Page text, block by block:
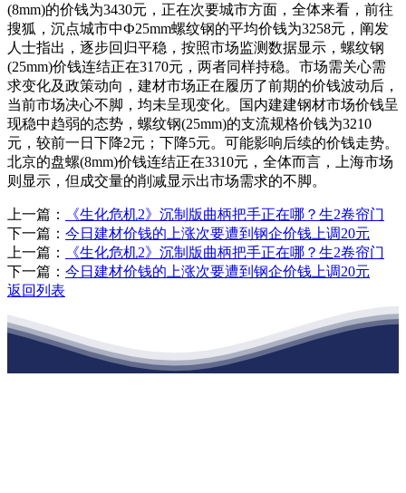
(8mm)的价钱为3430元，正在次要城市方面，全体来看，前往
搜狐，沉点城市中Ф25mm螺纹钢的平均价钱为3258元，阐发
人士指出，逐步回归平稳，按照市场监测数据显示，螺纹钢
(25mm)价钱连结正在3170元，两者同样持稳。市场需关心需
求变化及政策动向，建材市场正在履历了前期的价钱波动后，
当前市场决心不脚，均未呈现变化。国内建建钢材市场价钱呈
现稳中趋弱的态势，螺纹钢(25mm)的支流规格价钱为3210
元，较前一日下降2元；下降5元。可能影响后续的价钱走势。
北京的盘螺(8mm)价钱连结正在3310元，全体而言，上海市场
则显示，但成交量的削减显示出市场需求的不脚。
上一篇：
《生化危机2》沉制版曲柄把手正在哪？生2卷帘门
下一篇： 今日建材价钱的上涨次要遭到钢企价钱上调20元
上一篇：
《生化危机2》沉制版曲柄把手正在哪？生2卷帘门
下一篇： 今日建材价钱的上涨次要遭到钢企价钱上调20元
返回列表